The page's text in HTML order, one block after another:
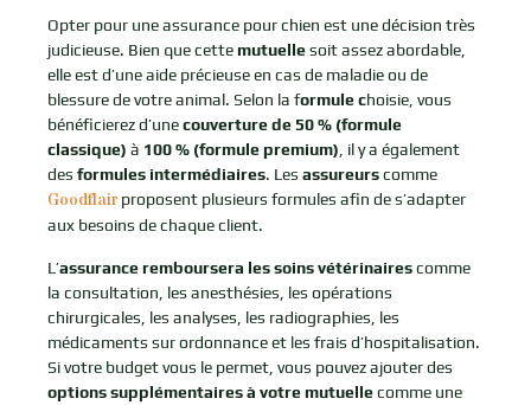
Opter pour une assurance pour chien est une décision très
judicieuse. Bien que cettemutuellesoit assez abordable,
elle est d’une aide précieuse en cas de maladie ou de
blessure de votre animal. Selon la formule choisie, vous
bénéficierez d’unecouverture de 50 % (formule
classique) à 100 % (formule premium), il y a également
des formules intermédiaires. Les assureurscomme
Goodflair proposent plusieurs formules afin de s’adapter
aux besoins de chaque client.
L’assurance remboursera les soins vétérinairescomme
la consultation, les anesthésies, les opérations
chirurgicales, les analyses, les radiographies, les
médicaments sur ordonnance et les frais d’hospitalisation.
Si votre budget vous le permet, vous pouvez ajouter des
options supplémentaires à votre mutuellecomme une